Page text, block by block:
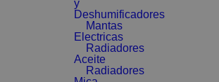
y
Deshumificadores
Mantas
Electricas
Radiadores
Aceite
Radiadores